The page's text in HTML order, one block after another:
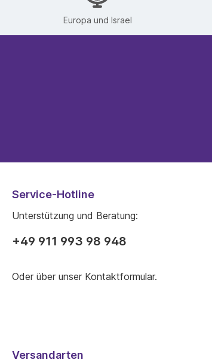
Europa und Israel
Service-Hotline
Unterstützung und Beratung:
+49 911 993 98 948
Oder über unser Kontaktformular.
Versandarten